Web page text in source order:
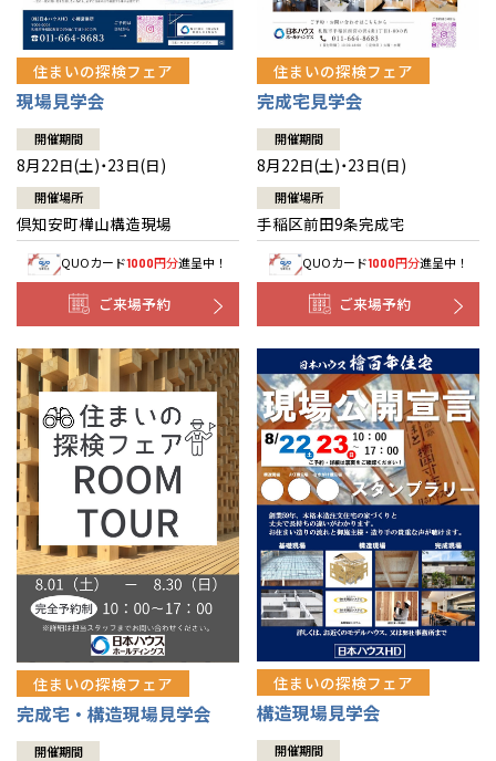
住まいの探検フェア
現場見学会
開催期間
8月22日(土)・23日(日)
開催場所
倶知安町樺山構造現場
QUOカード1000円分進呈中！
ご来場予約
住まいの探検フェア
完成宅見学会
開催期間
8月22日(土)・23日(日)
開催場所
手稲区前田9条完成宅
QUOカード1000円分進呈中！
ご来場予約
住まいの探検フェア
完成宅・構造現場見学会
開催期間
住まいの探検フェア
構造現場見学会
開催期間
道央
道北
道南
道東
青森
秋田
岩手
山形
宮城
福島
甲信越・北陸
新潟
山梨
長野
富山
石川
福井
関東
東京
神奈川
埼玉
千葉
茨城
栃木
群馬
東海
愛知
岐阜
静岡
三重
近畿
大阪
京都
兵庫
奈良
滋賀
和歌山
中国・四国
岡山
香川
愛媛
鳥取
島根
広島
山口
徳島
高知
九州
福岡
佐賀
熊本
大分
宮崎
鹿児島
長崎
沖縄
分譲マンション
※現住所のある都道府県以外の建築予定地の方でも現住所の有るお近
くの展示場又は店舗にお問合せください。移住の計画の方もご相談対
応します。お気軽にご相談ください。
道央
苫小牧千歳
小樽
道北
道南
道東
釧路
青森県
八戸
青森
秋田県
秋田
岩手県
山形県
宮城県
仙台
福島県
会津
甲信越・北陸
新潟県
長岡
山梨県
長野県
富山県
富山
石川県
福井県
福井
関東
東京都
神奈川県
相模
埼玉県
埼玉
千葉県
千葉
柏
茨城県
水戸
栃木県
宇都宮
小山
群馬県
群馬
伊勢崎
東海
愛知県
岐阜県
岐阜
静岡県
三重県
四日市
近畿
大阪府
大阪
京都府
京都
兵庫県
姫路
奈良県
奈良
中国・四国
岡山県
岡山
愛媛県
松山
九州
福岡県
福岡
佐賀県
佐賀
熊本県
熊本
大分県
大分
宮崎県
宮崎
鹿児島県
鹿児島